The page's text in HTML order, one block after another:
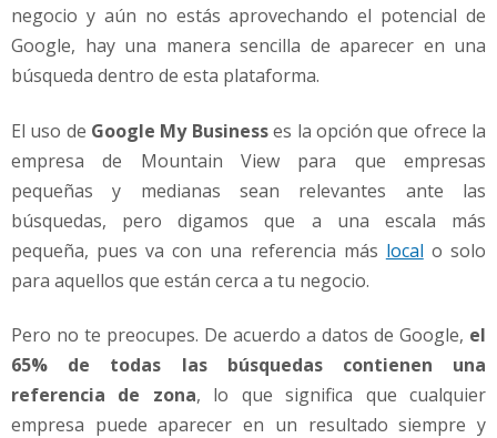
r
e
r
á
s
c
l
e
n
e
?
negocio y aún no estás aprovechando el potencial de
Google, hay una manera sencilla de aparecer en una
búsqueda dentro de esta plataforma.
El uso de Google My Businesses la opción que ofrece la
empresa de Mountain View para que empresas
pequeñas y medianas sean relevantes ante las
búsquedas, pero digamos que a una escala más
pequeña, pues va con una referencia más local o solo
para aquellos que están cerca a tu negocio.
Pero no te preocupes. De acuerdo a datos de Google, el
65% de todas las búsquedas contienen una
referencia de zona, lo que significa que cualquier
empresa puede aparecer en un resultado siempre y